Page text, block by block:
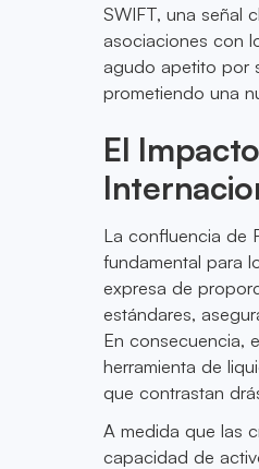
SWIFT, una señal
asociaciones con
agudo apetito por
prometiendo una
El
La confluencia de
fundamental para
expresa de
estándares,
En consecuencia,
herramienta de
que contrastan
A medida que las
capacidad de